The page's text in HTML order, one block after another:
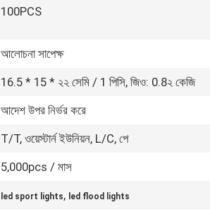
100PCS
আলোচনা সাপেক্ষ
16.5 * 15 * ২২ সেমি / 1 পিসি, জিও: 0.8২ কেজি
আদেশ উপর নির্ভর করে
T/T, ওয়েস্টার্ন ইউনিয়ন, L/C, পে
5,000pcs / মাস
led sport lights, led flood lights